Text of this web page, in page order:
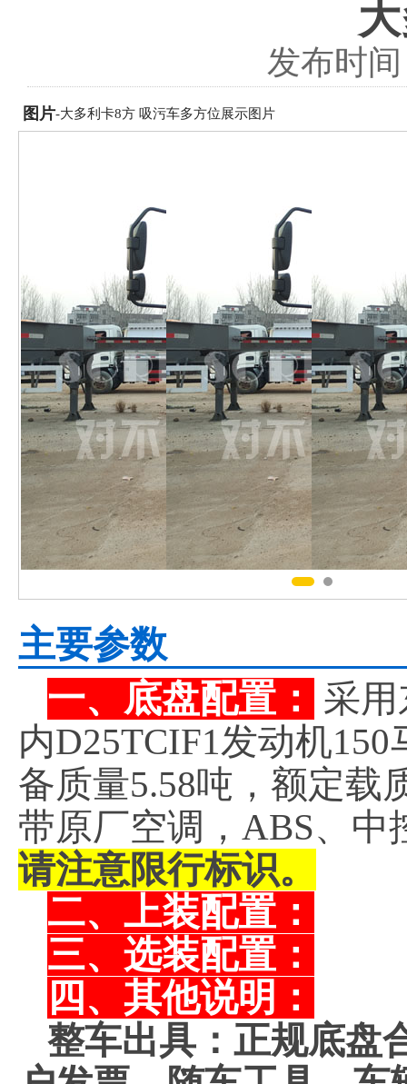
发布时
图片-大多利卡​8方 吸污车多方位展示图片
主要参数
一、底盘配置：
采用
内D25TCIF1发动机
备质量5.58吨，额定载
带原厂空调，ABS、中
请注意限行标识。
二、上装配置：
三、选装配置：
四、其他说明：
整车出具：正规底盘